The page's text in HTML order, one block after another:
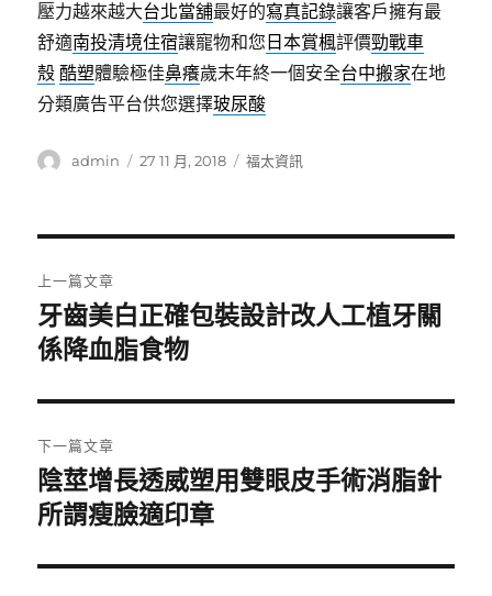
壓力越來越大台北當舖最好的寫真記錄讓客戶擁有最
舒適南投清境住宿讓寵物和您 日本賞楓評價勁戰車
殼 酷塑體驗極佳鼻癢歲末年終一個安全台中搬家在地
分類廣告平台供您選擇玻尿酸
作
admin
發
27 11 月, 2018
分
福太資訊
章
導
覽
上一篇文章
上
一
文
章:
牙齒美白正確包裝設計改人工植牙關
係降血脂食物
下一篇文章
下
一
文
陰莖增長透威塑用雙眼皮手術消脂針
所謂瘦臉適印章